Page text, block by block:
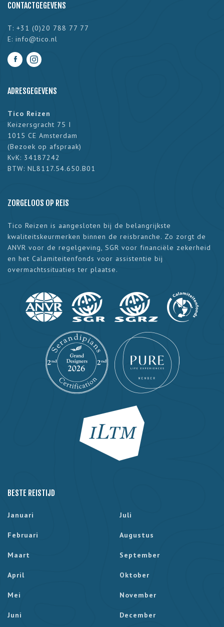
CONTACTGEGEVENS
T: +31 (0)20 788 77 77
E: info@tico.nl
ADRESGEGEVENS
Tico Reizen
Keizersgracht 75 I
1015 CE Amsterdam
(Bezoek op afspraak)
KvK: 34187242
BTW: NL8117.54.650.B01
ZORGELOOS OP REIS
Tico Reizen is aangesloten bij de belangrijkste
kwaliteitskeurmerken binnen de reisbranche. Zo zorgt de
ANVR voor de regelgeving, SGR voor financiële zekerheid
en het Calamiteitenfonds voor assistentie bij
overmachtssituaties ter plaatse.
BESTE REISTIJD
Januari
Februari
Maart
April
Mei
Juni
Juli
Augustus
September
Oktober
November
December